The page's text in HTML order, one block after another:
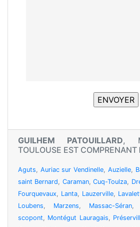
GUILHEM PATOUILLARD,
TOULOUSE EST COMPRENANT
Aguts, Auriac sur Vendinelle, Auzielle,
saint Bernard, Caraman,Cuq-Toulza,
Fourquevaux, Lanta, Lauzerville,
Loubens, Marzens, Massac-Séran,
scopont, Montégut Lauragais,